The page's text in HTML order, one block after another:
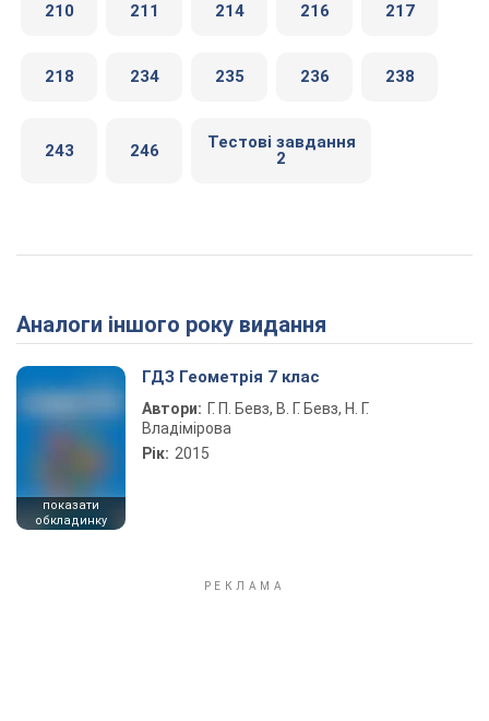
Play Video
210 211 214 216 217
218 234 235 236 238
243 246
Тестові завдання
2
Аналоги іншого року видання
показати
обкладинку
ГДЗ Геометрія 7 клас
Автори: Г. П. Бевз, В. Г. Бевз, Н. Г.
Владімірова
Рік: 2015